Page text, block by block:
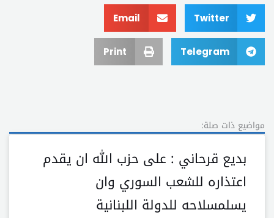
Twitter
Email
Telegram
Print
مواضيع ذات صلة:
بديع قرحاني : على حزب اللّٰه ان يقدم
اعتذاره للشعب السوري وان
يسلمسلاحه للدولة اللبنانية